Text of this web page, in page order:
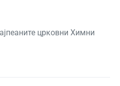
црковни Химни